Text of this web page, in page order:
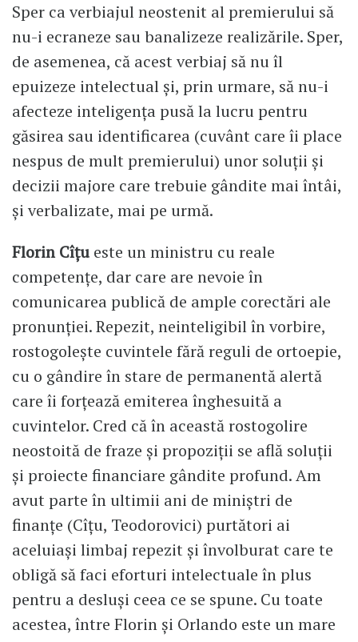
Sper ca verbiajul neostenit al premierului să
nu-i ecraneze sau banalizeze realizările. Sper,
de asemenea, că acest verbiaj să nu îl
epuizeze intelectual și, prin urmare, să nu-i
afecteze inteligența pusă la lucru pentru
găsirea sau identificarea (cuvânt care îi place
nespus de mult premierului) unor soluții și
decizii majore care trebuie gândite mai întâi,
și verbalizate, mai pe urmă.
Florin Cîțu este un ministru cu reale
competențe, dar care are nevoie în
comunicarea publică de ample corectări ale
pronunției. Repezit, neinteligibil în vorbire,
rostogolește cuvintele fără reguli de ortoepie,
cu o gândire în stare de permanentă alertă
care îi forțează emiterea înghesuită a
cuvintelor. Cred că în această rostogolire
neostoită de fraze și propoziții se află soluții
și proiecte financiare gândite profund. Am
avut parte în ultimii ani de miniștri de
finanțe (Cîțu, Teodorovici) purtători ai
aceluiași limbaj repezit și învolburat care te
obligă să faci eforturi intelectuale în plus
pentru a desluși ceea ce se spune. Cu toate
acestea, între Florin și Orlando este un mare